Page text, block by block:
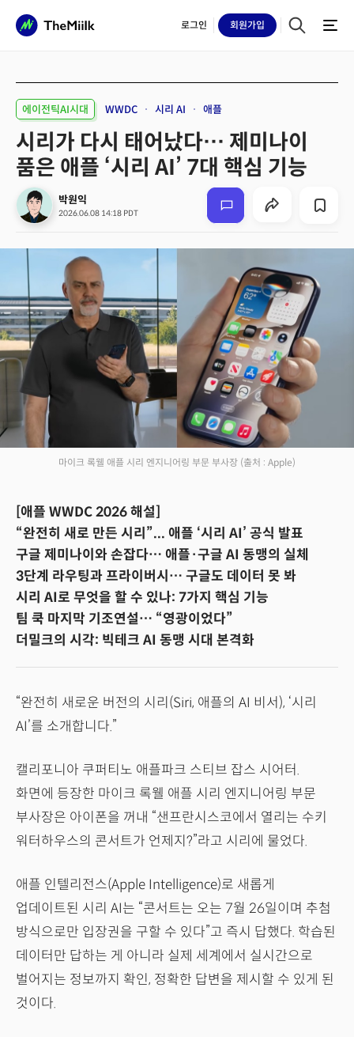
로그인 회원가입
에이전틱AI시대 WWDC 시리 AI 애플
시리가 다시 태어났다… 제미나이
품은 애플 ‘시리 AI’ 7대 핵심 기능
박원익
2026.06.08 14:18 PDT
마이크 록웰 애플 시리 엔지니어링 부문 부사장 (출처 : Apple)
[애플 WWDC 2026 해설]
“완전히 새로 만든 시리”... 애플 ‘시리 AI’ 공식 발표
구글 제미나이와 손잡다… 애플·구글 AI 동맹의 실체
3단계 라우팅과 프라이버시… 구글도 데이터 못 봐
시리 AI로 무엇을 할 수 있나: 7가지 핵심 기능
팀 쿡 마지막 기조연설… “영광이었다”
더밀크의 시각: 빅테크 AI 동맹 시대 본격화
“완전히 새로운 버전의 시리(Siri, 애플의 AI 비서), ‘시리
AI’를 소개합니다.”
캘리포니아 쿠퍼티노 애플파크 스티브 잡스 시어터.
화면에 등장한 마이크 록웰 애플 시리 엔지니어링 부문
부사장은 아이폰을 꺼내 “샌프란시스코에서 열리는 수키
워터하우스의 콘서트가 언제지?”라고 시리에 물었다.
애플 인텔리전스(Apple Intelligence)로 새롭게
업데이트된 시리 AI는 “콘서트는 오는 7월 26일이며 추첨
방식으로만 입장권을 구할 수 있다”고 즉시 답했다. 학습된
데이터만 답하는 게 아니라 실제 세계에서 실시간으로
벌어지는 정보까지 확인, 정확한 답변을 제시할 수 있게 된
것이다.